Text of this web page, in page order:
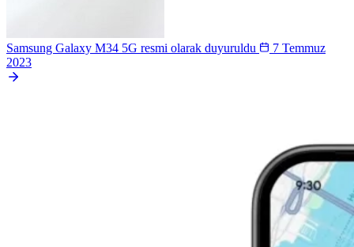
Samsung Galaxy M34 5G resmi olarak duyuruldu
7 Temmuz
2023